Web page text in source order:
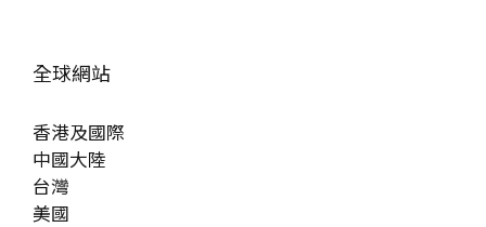
全球網站
香港及國際
中國大陸
台灣
美國